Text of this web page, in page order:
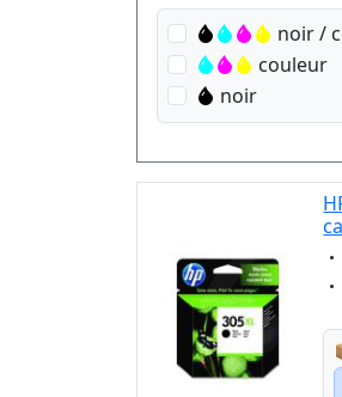
noir /
couleur
noir